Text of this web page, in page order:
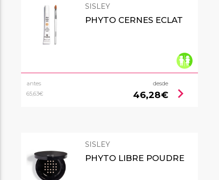
SISLEY
PHYTO CERNES ECLAT
antes
65,63€
desde
46,28€ chevron_right
SISLEY
PHYTO LIBRE POUDRE